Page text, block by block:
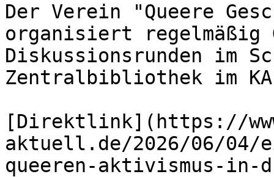
Der Verein "Queere
organisiert regelmäßig
Diskussionsrunden im
Zentralbibliothek im
[Direktlink](https://
aktuell.de/2026/06/04/
queeren-aktivismus-in-